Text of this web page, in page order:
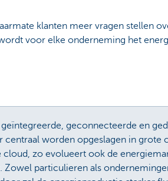
klanten meer vragen stellen
voor elke onderneming het
geconnecteerde en
centraal worden opgeslagen in grote
zo evolueert ook de
Zowel particulieren als